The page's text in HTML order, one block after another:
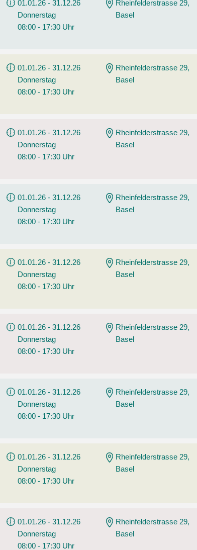
01.01.26 - 31.12.26
Donnerstag
08:00 - 17:30 Uhr
Rheinfelderstrasse 29,
Basel
01.01.26 - 31.12.26
Donnerstag
08:00 - 17:30 Uhr
Rheinfelderstrasse 29,
Basel
01.01.26 - 31.12.26
Donnerstag
08:00 - 17:30 Uhr
Rheinfelderstrasse 29,
Basel
01.01.26 - 31.12.26
Donnerstag
08:00 - 17:30 Uhr
Rheinfelderstrasse 29,
Basel
01.01.26 - 31.12.26
Donnerstag
08:00 - 17:30 Uhr
Rheinfelderstrasse 29,
Basel
01.01.26 - 31.12.26
Donnerstag
08:00 - 17:30 Uhr
Rheinfelderstrasse 29,
Basel
01.01.26 - 31.12.26
Donnerstag
08:00 - 17:30 Uhr
Rheinfelderstrasse 29,
Basel
01.01.26 - 31.12.26
Donnerstag
08:00 - 17:30 Uhr
Rheinfelderstrasse 29,
Basel
01.01.26 - 31.12.26
Donnerstag
08:00 - 17:30 Uhr
Rheinfelderstrasse 29,
Basel